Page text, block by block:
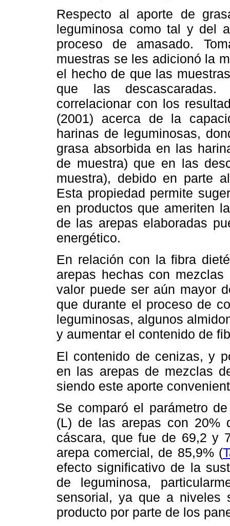
Respecto al aporte de
leguminosa como tal y del
proceso de amasado.
muestras se les adicionó la
el hecho de que las
que las descascaradas.
correlacionar con los
(2001) acerca de la
harinas de leguminosas,
grasa absorbida en las
de muestra) que en las
muestra), debido en parte
Esta propiedad permite
en productos que ameriten
de las arepas elaboradas
energético.
En relación con la fibra
arepas hechas con
valor puede ser aún mayor
que durante el proceso de
leguminosas, algunos
y aumentar el contenido de
El contenido de cenizas, y
en las arepas de mezclas
siendo este aporte
Se comparó el parámetro
(L) de las arepas con 20%
cáscara, que fue de 69,2 y
arepa comercial, de 85,9% (
efecto significativo de la
de leguminosa,
sensorial, ya que a niveles
producto por parte de los